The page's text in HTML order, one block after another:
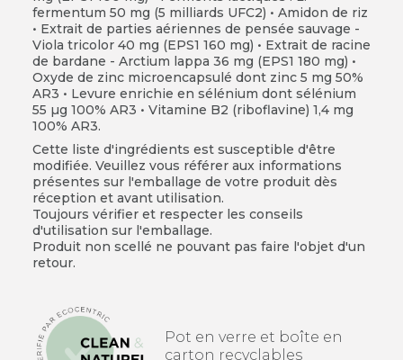
fermentum 50 mg (5 milliards UFC2) • Amidon de riz
• Extrait de parties aériennes de pensée sauvage -
Viola tricolor 40 mg (EPS1 160 mg) • Extrait de racine
de bardane - Arctium lappa 36 mg (EPS1 180 mg) •
Oxyde de zinc microencapsulé dont zinc 5 mg 50%
AR3 • Levure enrichie en sélénium dont sélénium
55 µg 100% AR3 • Vitamine B2 (riboflavine) 1,4 mg
100% AR3.
Cette liste d'ingrédients est susceptible d'être
modifiée. Veuillez vous référer aux informations
présentes sur l'emballage de votre produit dès
réception et avant utilisation.
Toujours vérifier et respecter les conseils
d'utilisation sur l'emballage.
Produit non scellé ne pouvant pas faire l'objet d'un
retour.
Pot en verre et boîte en
carton recyclables